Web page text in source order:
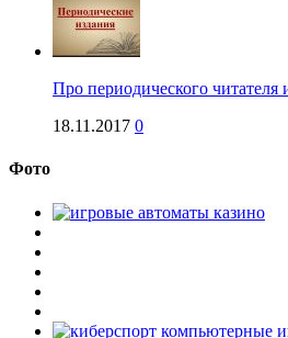
Про периодического читателя
18.11.2017 0
Фото